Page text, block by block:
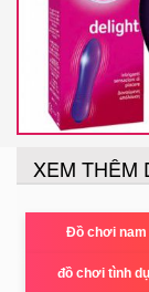
XEM THÊM
Đồ chơi
đồ chơi tình